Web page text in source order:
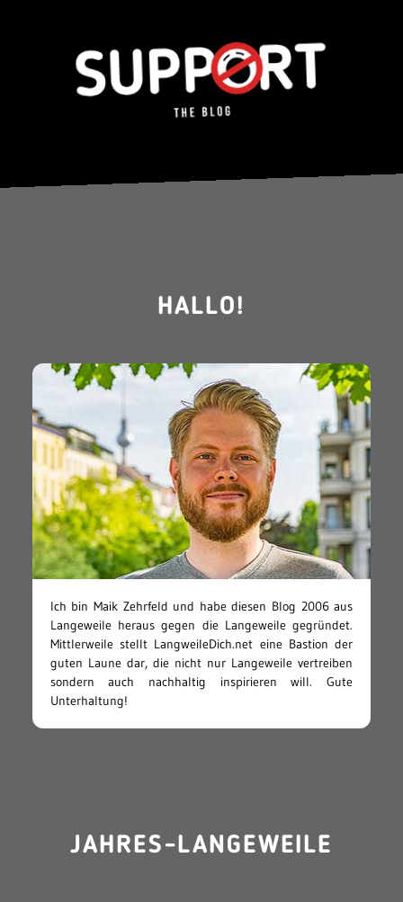
HALLO!
Ich bin Maik Zehrfeld und habe diesen Blog 2006 aus
Langeweile heraus gegen die Langeweile gegründet.
Mittlerweile stellt LangweileDich.net eine Bastion der
guten Laune dar, die nicht nur Langeweile vertreiben
sondern auch nachhaltig inspirieren will. Gute
Unterhaltung!
JAHRES-LANGEWEILE